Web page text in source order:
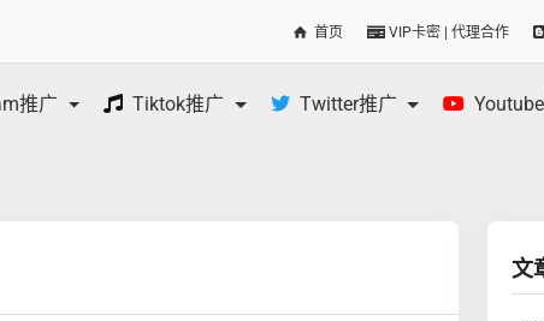
首页 VIP卡密 | 代理合作
推广 Tiktok推广 Twitter推广
文